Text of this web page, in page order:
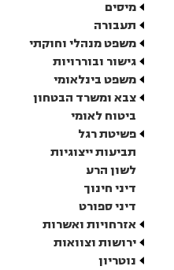
מיסים
תעבורה
משפט מנהלי וחוקתי
גישור ובוררויות
משפט בינלאומי
צבא ומשרד הבטחון
ביטוח לאומי
פשיטת רגל
תביעות ייצוגיות
לשון הרע
דיני חינוך
דיני ספורט
אזרחויות ואשרות
ירושות וצוואות
נוטריון